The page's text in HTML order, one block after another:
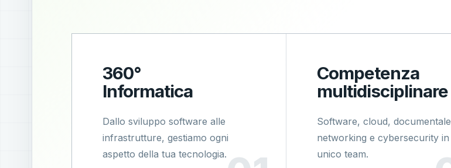
360°
Informatica
Dallo sviluppo software alle
infrastrutture, gestiamo ogni
aspetto della tua tecnologia.
Competenza
multidisciplinare
Software, cloud,
networking e cybersecurity
unico team.